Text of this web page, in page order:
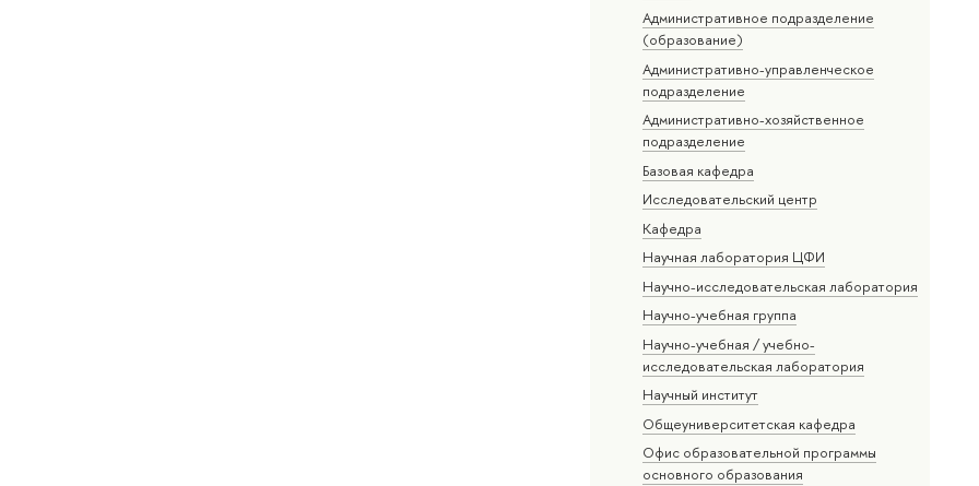
Административное подразделение
(образование)
Административно-управленческое
подразделение
Административно-хозяйственное
подразделение
Базовая кафедра
Исследовательский центр
Кафедра
Научная лаборатория ЦФИ
Научно-исследовательская лаборатория
Научно-учебная группа
Научно-учебная / учебно-
исследовательская лаборатория
Научный институт
Общеуниверситетская кафедра
Офис образовательной программы
основного образования